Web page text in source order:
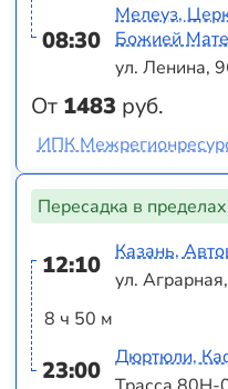
08:30
От 1483 руб.
Мелеуз,
Божией
ул. Ленина,
ИПК
Пересадка в
12:10
8 ч 50 м
23:00
Казань,
ул.
Дюртюли,